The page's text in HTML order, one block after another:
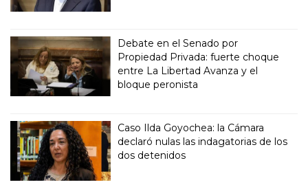
Debate en el Senado por
Propiedad Privada: fuerte choque
entre La Libertad Avanza y el
bloque peronista
Caso Ilda Goyochea: la Cámara
declaró nulas las indagatorias de los
dos detenidos